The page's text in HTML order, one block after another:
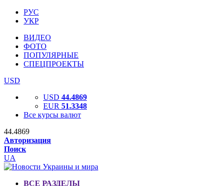
РУС
УКР
ВИДЕО
ФОТО
ПОПУЛЯРНЫЕ
СПЕЦПРОЕКТЫ
USD
USD 44.4869
EUR 51.3348
Все курсы валют
44.4869
Авторизация
Поиск
UA
ВСЕ РАЗДЕЛЫ